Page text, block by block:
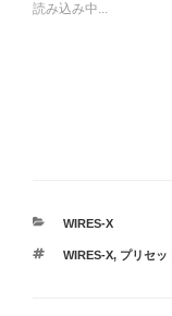
読み込み中...
カ
ゴ
WIRES-X
タ
WIRES-X, プリセッ